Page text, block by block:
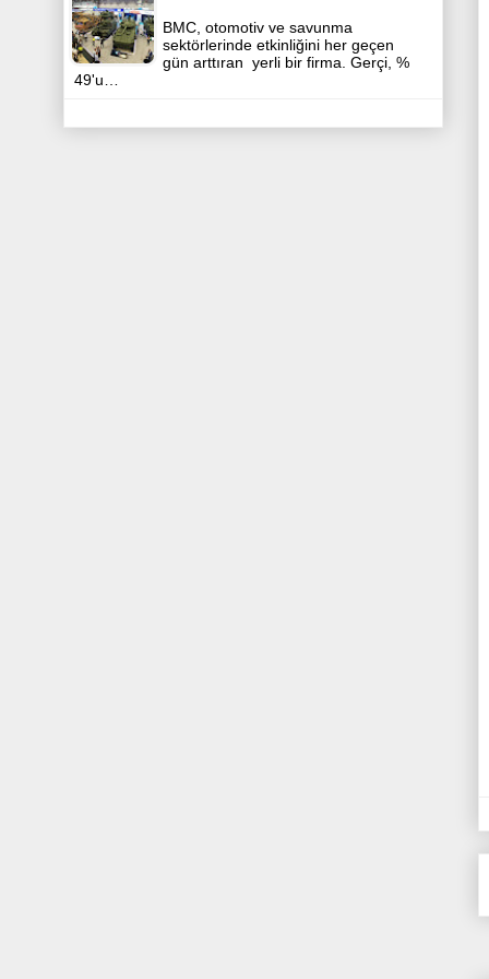
BMC, otomotiv ve savunma
sektörlerinde etkinliğini her geçen
gün arttıran yerli bir firma. Gerçi, %
49'u…